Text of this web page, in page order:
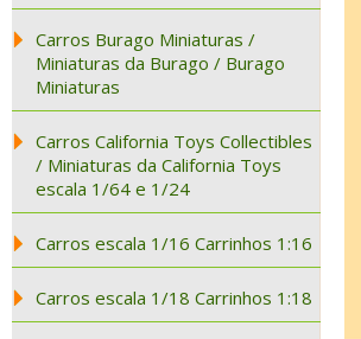
Carros Burago Miniaturas /
Miniaturas da Burago / Burago
Miniaturas
Carros California Toys Collectibles
/ Miniaturas da California Toys
escala 1/64 e 1/24
Carros escala 1/16 Carrinhos 1:16
Carros escala 1/18 Carrinhos 1:18